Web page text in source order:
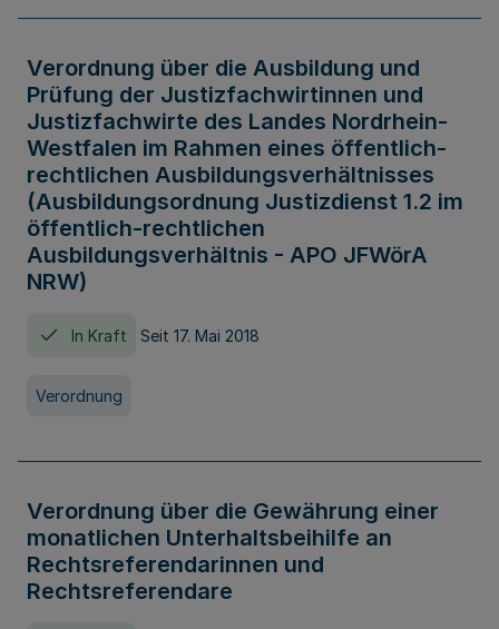
Verordnung über die Ausbildung und
Prüfung der Justizfachwirtinnen und
Justizfachwirte des Landes Nordrhein-
Westfalen im Rahmen eines öffentlich-
rechtlichen Ausbildungsverhältnisses
(Ausbildungsordnung Justizdienst 1.2 im
öffentlich-rechtlichen
Ausbildungsverhältnis - APO JFWörA
NRW)
In Kraft Seit 17. Mai 2018
Verordnung
Verordnung über die Gewährung einer
monatlichen Unterhaltsbeihilfe an
Rechtsreferendarinnen und
Rechtsreferendare